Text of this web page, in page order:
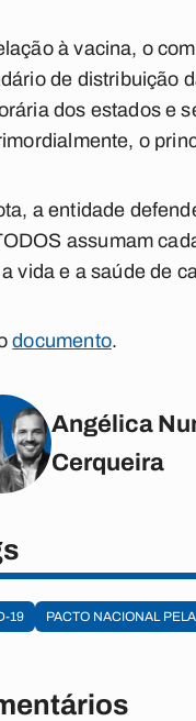
à vacina, o
de distribuição
dos estados e
o
a entidade
assumam
a vida e a saúde de
documento.
Angélica
Cerqueira
19 PACTO NACIONAL